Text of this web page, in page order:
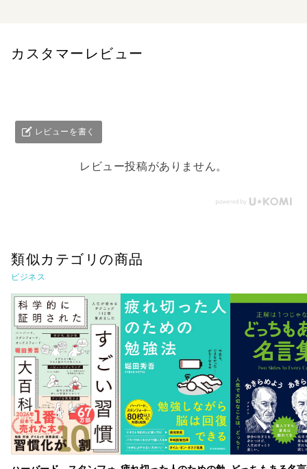
カスタマーレビュー
レビューを書く
レビュー投稿がありません。
類似カテゴリの商品
ビジネス